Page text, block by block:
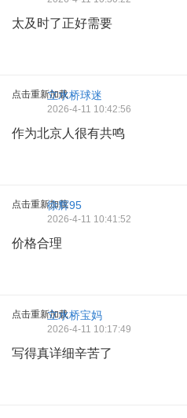
太及时了正好需要
点击重新加载立水桥球迷
2026-4-11 10:42:56
作为北京人很有共鸣
点击重新加载
徐辉95
2026-4-11 10:41:52
价格合理
点击重新加载立水桥宝妈
2026-4-11 10:17:49
写得真详细辛苦了